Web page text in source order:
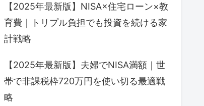
【2025年最新版】NISA×住宅ローン×教
育費｜トリプル負担でも投資を続ける家
計戦略
【2025年最新版】夫婦でNISA満額｜世
帯で非課税枠720万円を使い切る最適戦
略